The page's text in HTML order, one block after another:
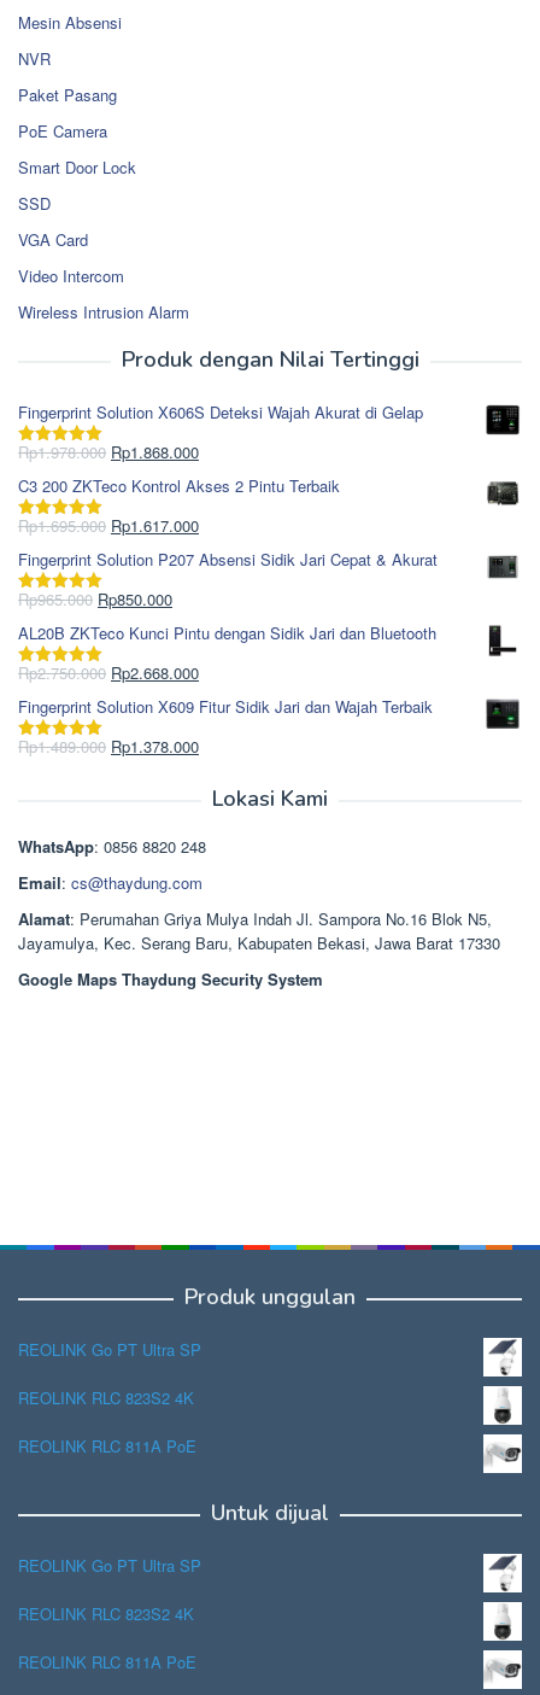
Mesin Absensi
NVR
Paket Pasang
PoE Camera
Smart Door Lock
SSD
VGA Card
Video Intercom
Wireless Intrusion Alarm
Produk dengan Nilai Tertinggi
Fingerprint Solution X606S Deteksi Wajah Akurat di Gelap
Dinilai5.00
Rp1.978.000 Harga
aslinya
adalah:
Rp1.978.000.
Rp1.868.000Harga
saat
ini
adalah:
C3 200 ZKTeco Kontrol Akses 2 Pintu Terbaik
Dinilai5.00
Rp1.695.000 Harga
aslinya
adalah:
Rp1.695.000.
Rp1.617.000Harga
saat
ini
Fingerprint Solution P207 Absensi Sidik Jari Cepat & Akurat
Dinilai5.00
Rp965.000 Harga
aslinya
adalah:
Rp965.000.
Rp850.000Harga
saat
ini
adalah:
AL20B ZKTeco Kunci Pintu dengan Sidik Jari dan Bluetooth
Dinilai5.00
Rp2.750.000 Harga
aslinya
adalah:
Rp2.750.000.
Rp2.668.000Harga
saat
ini
adalah:
Fingerprint Solution X609 Fitur Sidik Jari dan Wajah Terbaik
Dinilai5.00
Rp1.489.000 Harga
Rp1.378.000Harga
Rp1.378.000.
Lokasi Kami
WhatsApp: 0856 8820 248
Email: cs@thaydung.com
Alamat: Perumahan Griya Mulya Indah Jl. Sampora No.16 Blok N5,
Jayamulya, Kec. Serang Baru, Kabupaten Bekasi, Jawa Barat 17330
Google Maps Thaydung Security System
Produk unggulan
REOLINK Go PT Ultra SP
REOLINK RLC 823S2 4K
REOLINK RLC 811A PoE
Untuk dijual
REOLINK Go PT Ultra SP
REOLINK RLC 823S2 4K
REOLINK RLC 811A PoE